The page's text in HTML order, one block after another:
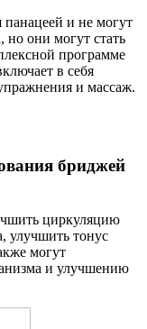
и не могут
но они могут стать
программе
в себя
и массаж.
бриджей
циркуляцию
улучшить тонус
могут
и улучшению